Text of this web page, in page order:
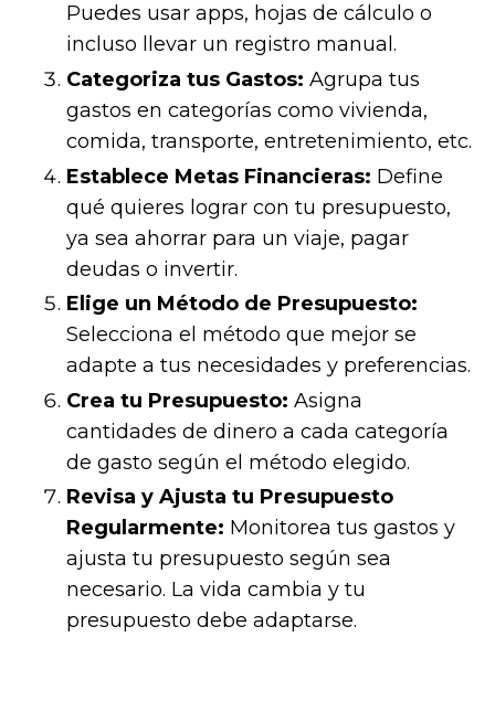
Puedes usar apps, hojas de cálculo o
incluso llevar un registro manual.
Categoriza tus Gastos: Agrupa tus
gastos en categorías como vivienda,
comida, transporte, entretenimiento, etc.
Establece Metas Financieras: Define
qué quieres lograr con tu presupuesto,
ya sea ahorrar para un viaje, pagar
deudas o invertir.
Elige un Método de Presupuesto:
Selecciona el método que mejor se
adapte a tus necesidades y preferencias.
Crea tu Presupuesto: Asigna
cantidades de dinero a cada categoría
de gasto según el método elegido.
Revisa y Ajusta tu Presupuesto
Regularmente: Monitorea tus gastos y
ajusta tu presupuesto según sea
necesario. La vida cambia y tu
presupuesto debe adaptarse.